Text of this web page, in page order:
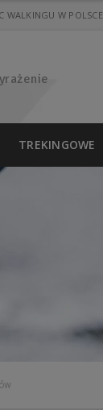
WALKINGU W POLSCE
TREKINGOWE